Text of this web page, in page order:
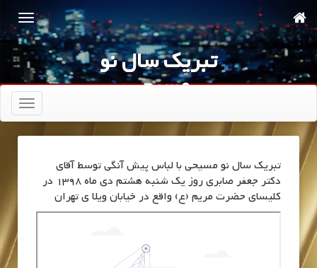
تبریک سال نو
مسیحی
ناوبری
تبریک سال نو مسیحی با لباس پیش آنگی توسط آقای
دکتر جعفر صابری روز یک شنبه هشتم دی ماه 1398 در
کلیسای حضرت مریم (ع) واقع در خیابان ویلا ی تهران